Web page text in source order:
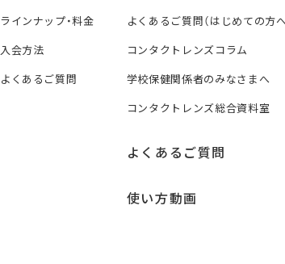
ラインナップ・料金
入会方法
よくあるご質問
よくあるご質問（はじめての方へ
コンタクトレンズコラム
学校保健関係者のみなさまへ
コンタクトレンズ総合資料室
よくあるご質問
使い方動画